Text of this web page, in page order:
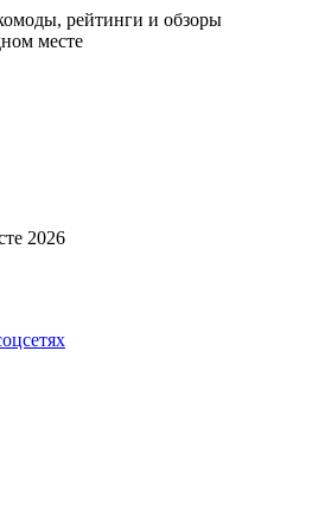
рейтинги и обзоры
месте
2026